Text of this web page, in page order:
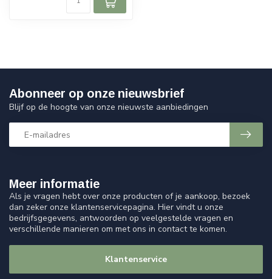
Meer informatie
Als je vragen hebt over onze producten of je aankoop, bezoek
dan zeker onze klantenservicepagina. Hier vindt u onze
bedrijfsgegevens, antwoorden op veelgestelde vragen en
verschillende manieren om met ons in contact te komen.
Klantenservice
Abonneer op onze nieuwsbrief
Blijf op de hoogte van onze nieuwste aanbiedingen